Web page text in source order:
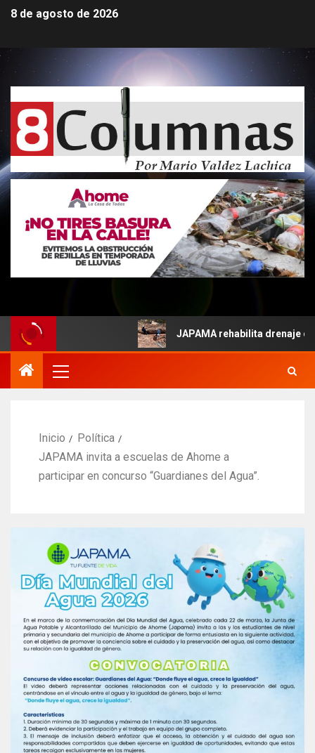
8 de agosto de 2026
JAPAMA rehabilita drenaje
Inicio
Política
JAPAMA invita a escuelas de Ahome a
participar en concurso “Guardianes del Agua”.